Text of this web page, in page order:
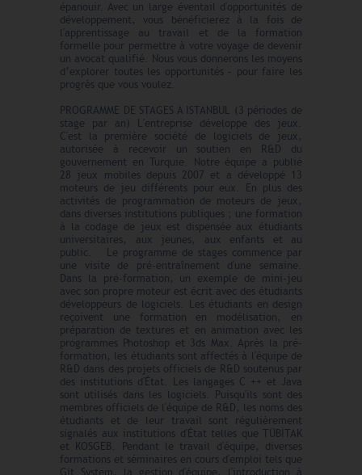
épanouir. Avec un large éventail d'opportunités de
développement, vous bénéficierez à la fois de
l'apprentissage au travail et de la formation
formelle pour permettre à votre voyage de devenir
un avocat qualifié. Nous vous donnerons les moyens
d’explorer toutes les opportunités – pour faire les
progrès que vous voulez.
PROGRAMME DE STAGES A ISTANBUL (3 périodes de
stage par an) L'entreprise développe des jeux.
C'est la première société de logiciels de jeux,
autorisée à recevoir un soutien en R&D du
gouvernement en Turquie. Notre équipe a publié
28 jeux mobiles depuis 2007 et a développé 13
moteurs de jeu différents pour eux. En plus des
activités de programmation de moteurs de jeux,
dans diverses institutions publiques ; une formation
à la codage de jeux est dispensée aux étudiants
universitaires, aux jeunes, aux enfants et au
public. Le programme de stages commence par
une visite de pré-entraînement d'une semaine.
Dans la pré-formation, un exemple de mini-jeu
avec son propre moteur est écrit avec des étudiants
développeurs de logiciels. Les étudiants en design
reçoivent une formation en modélisation, en
préparation de textures et en animation avec les
programmes Photoshop et 3ds Max. Après la pré-
formation, les étudiants sont affectés à l'équipe de
R&D dans des projets officiels de R&D soutenus par
des institutions d'État. Les langages C ++ et Java
sont utilisés dans les logiciels. Puisqu'ils sont des
membres officiels de l'équipe de R&D, les noms des
étudiants et de leur travail sont régulièrement
signalés aux institutions d'État telles que TÜBİTAK
et KOSGEB. Pendant le travail d'équipe, diverses
formations et séminaires en cours d'emploi tels que